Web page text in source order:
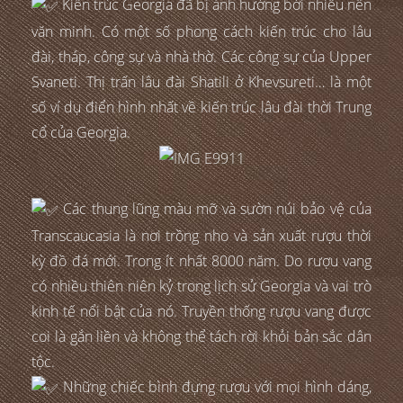
Kiến trúc Georgia đã bị ảnh hưởng bởi nhiều nền
văn minh. Có một số phong cách kiến trúc cho lâu
đài, tháp, công sự và nhà thờ. Các công sự của Upper
Svaneti. Thị trấn lâu đài Shatili ở Khevsureti… là một
số ví dụ điển hình nhất về kiến trúc lâu đài thời Trung
cổ của Georgia.
Các thung lũng màu mỡ và sườn núi bảo vệ của
Transcaucasia là nơi trồng nho và sản xuất rượu thời
kỳ đồ đá mới. Trong ít nhất 8000 năm. Do rượu vang
có nhiều thiên niên kỷ trong lịch sử Georgia và vai trò
kinh tế nổi bật của nó. Truyền thống rượu vang được
coi là gắn liền và không thể tách rời khỏi bản sắc dân
tộc.
Những chiếc bình đựng rượu với mọi hình dáng,